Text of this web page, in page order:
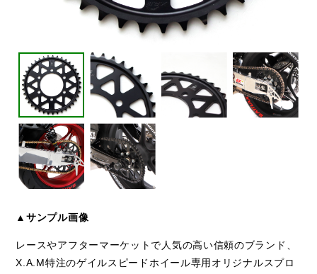
▲サンプル画像
レースやアフターマーケットで人気の高い信頼のブランド、
X.A.M特注のゲイルスピードホイール専用オリジナルスプロ